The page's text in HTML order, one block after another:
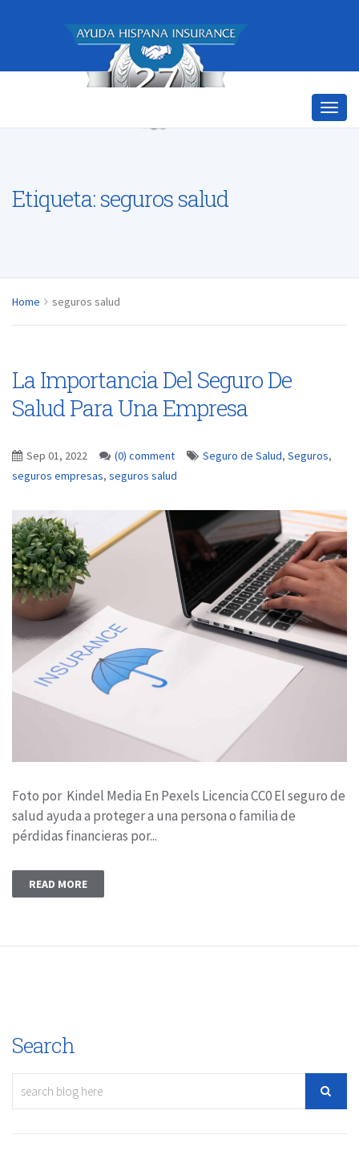
Etiqueta:seguros salud
Home seguros salud
La Importancia Del Seguro De
Salud Para Una Empresa
Sep 01, 2022 (0) comment Seguro de Salud, Seguros,
seguros empresas, seguros salud
Foto por Kindel Media En Pexels Licencia CC0 El seguro de
salud ayuda a proteger a una persona o familia de
pérdidas financieras por...
READ MORE
Search